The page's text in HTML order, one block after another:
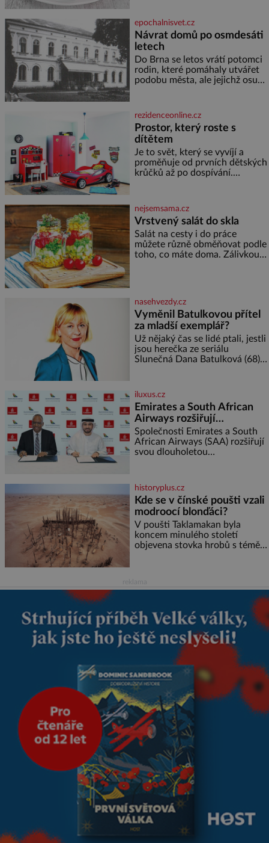
cukru krystal 1 lžíci medu 200 g
zakysané sm
epochalnisvet.cz
Návrat domů po osmdesáti
letech
Do Brna se letos vrátí potomci
rodin, které pomáhaly utvářet
podobu města, ale jejichž osudy
Placzek, Löw-Beer, Fuhrmann,
Kohn a Stiassni se stanou
jednou z hlavních
dramaturgických linií festivalu
židovské kultury ŠTETL FEST
2026. Některé návraty nejsou
jednoduché. Místa, která si
rezidenceonline.cz
Prostor, který roste s
dítětem
Je to svět, který se vyvíjí a
proměňuje od prvních dětských
krůčků až po dospívání.
soustředění i odpočinek a
reaguje na každou etapu života
a specifické potřeby dítěte. Pro
nejmenší je klíčová
jednoduchost, měkkost a
bezpečí, proto by pokoj
nejsemsama.cz
Vrstvený salát do skla
Salát na cesty i do práce
můžete různě obměňovat podle
toho, co máte doma. Zálivkou
nebo jiného salátu (římský salát,
polníček…) ✿ 1 malá konzerva
kukuřice ✿ ½ okurky ✿ 2
rajčata Zálivka: ✿ 4 lžíce
olivového oleje ✿ 1 lžíci
citronové šťávy ✿ ½ stroužku
nasehvezdy.cz
Vyměnil Batulkovou přítel
za mladší exemplář?
Už nějaký čas se lidé ptali, jestli
jsou herečka ze seriálu
Slunečná Dana Batulková (68) a
od sebe přítele od samého
začátku odhán
iluxus.cz
Emirates a South African
Airways rozšiřují
partnerství. Cestujícím
nově zpřístupní dalších
devět destinací v jižní a
Společnosti Emirates a South
African Airways (SAA) rozšiřují
svou dlouholetou
cestujícím devět dalších
destinací v jižní a střední Africe
a u
historyplus.cz
Kde se v čínské poušti vzali
modroocí blonďáci?
V poušti Taklamakan byla
koncem minulého století
objevena stovka hrobů s téměř
modrou filcovou čapkou, z níž
se draly blonďaté vlásky. Fakt,
že jsou těla dávných lidí
nesmírně dobře zachovalá,
přičítají odborníci zdejším
klimatickým podmínkám.
Sucho, prosolené písky a
extrémně